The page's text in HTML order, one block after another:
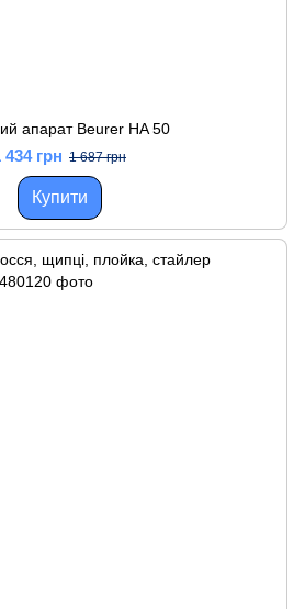
апарат Beurer HA 50
434 грн 1 687 грн
Купити